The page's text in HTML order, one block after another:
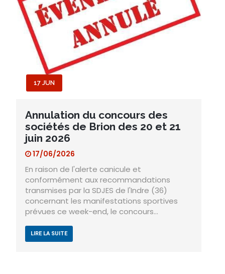
17 JUN
Annulation du concours des
sociétés de Brion des 20 et 21
juin 2026
17/06/2026
En raison de l'alerte canicule et
conformément aux recommandations
transmises par la SDJES de l'Indre (36)
concernant les manifestations sportives
prévues ce week-end, le concours…
LIRE LA SUITE